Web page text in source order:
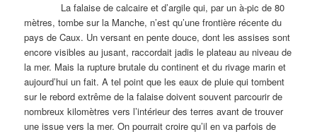
La falaise de calcaire et d’argile qui, par un à-pic de 80
mètres, tombe sur la Manche, n’est qu’une frontière récente du
pays de Caux. Un versant en pente douce, dont les assises sont
encore visibles au jusant, raccordait jadis le plateau au niveau de
la mer. Mais la rupture brutale du continent et du rivage marin et
aujourd’hui un fait. A tel point que les eaux de pluie qui tombent
sur le rebord extrême de la falaise doivent souvent parcourir de
nombreux kilomètres vers l’intérieur des terres avant de trouver
une issue vers la mer. On pourrait croire qu’il en va parfois de